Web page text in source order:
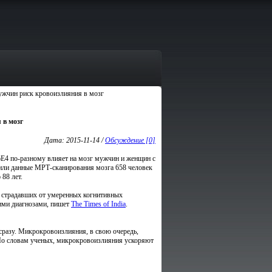
риск кровоизлияния в мозг
мозг
Дата: 2015-11-14 /Обсуждение [0]
по-разному влияет на мозг мужчин и женщин с
данные МРТ-сканирования мозга 658 человек
лет.
от умеренных когнитивных
диагнозами, пишет The Times of India.
Микрокровоизлияния, в свою очередь,
словам ученых, микрокровоизлияния ускоряют